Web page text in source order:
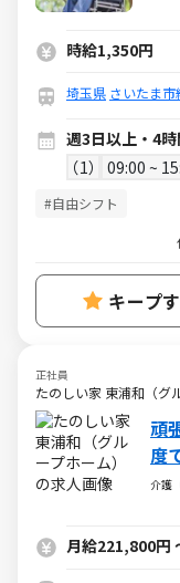
時給1,350円
埼玉県 さいたま市
週3日以上・4
1
09:00 ~
#自由シフト
キープ
正社員
たのしい家 東浦和（グ
頑
度
能
介護
月給221,800円